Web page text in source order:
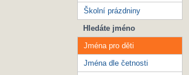
Školní prázdniny
Hledáte jméno
Jména pro děti
Jména dle četnosti